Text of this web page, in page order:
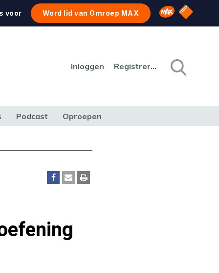
voor Word lid van Omroep MAX Omroep MAX
NPO
Inloggen Registreren
Podcast Oproepen